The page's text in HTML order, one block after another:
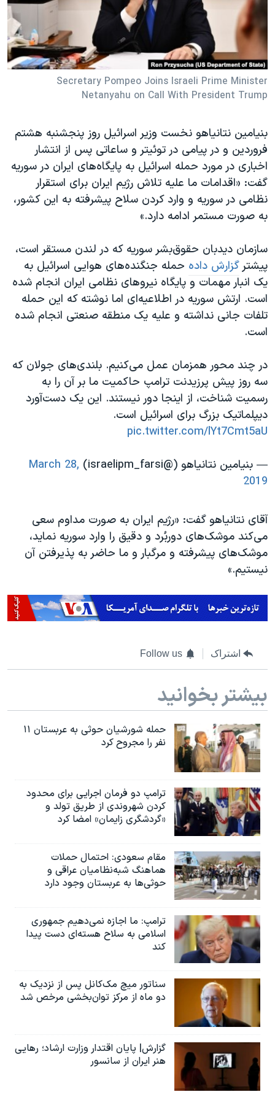
فرهنگ و زندگی
حقوق شهروندی
اقتصادی
علم و فناوری
اسرائیل در جنگ
آرشیو پخش زنده
مستندها
انتخابات ریاست جمهوری آمریکا ۲۰۲۴
حمله جمهوری اسلامی به اسرائیل
رمز مهسا
ورزش زنان در ایران
مجموعه مستندهای دادخواهی
تریبونال مردمی آبان ۹۸
دادگاه حمید نوری
چهل سال گروگان‌گیری
اعتراضات مردمی آبان ۹۸
اسرائیل در جنگ
نرگس محمدی برنده جایزه نوبل صلح
همایش محافظه‌کاران آمریکا «سی‌پک»
سفر پرزیدنت ترامپ به چین
دنبال کنید
زبانهای مختلف
Secretary Pompeo Joins Israeli Prime Minister
Netanyahu on Call With President Trump
بنیامین نتانیاهو نخست وزیر اسرائیل روز پنجشنبه هشتم
فروردین و در پیامی در توئیتر و ساعاتی پس از انتشار
اخباری در مورد حمله اسرائیل به پایگاه‌های ایران در سوریه
گفت: «اقدامات ما علیه تلاش رژیم ایران برای استقرار
نظامی در سوریه و وارد کردن سلاح پیشرفته به این کشور،
به صورت مستمر ادامه دارد.»
سازمان دید‌بان حقوق‌بشر سوریه که در لندن مستقر است،
پیشترگزارش داده حمله جنگنده‌های هوایی اسرائیل به
یک انبار مهمات و پایگاه نیروهای نظامی ایران انجام شده
است. ارتش سوریه در اطلاعیه‌ای اما نوشته که این حمله
تلفات جانی نداشته و علیه یک منطقه صنعتی انجام شده
است.
در چند محور همزمان عمل می‌کنیم. بلندی‌های جولان که
سه روز پیش پرزیدنت ترامپ حاکمیت ما بر آن را به
رسمیت شناخت، از اینجا دور نیستند. این یک دست‌آورد
دیپلماتیک بزرگ برای اسرائیل است.
pic.twitter.com/lYt7Cmt5aU
— بنيامين نتانياهو (@israelipm_farsi)
March 28,
2019
آقای نتانیاهو گفت: «رژیم ایران به صورت مداوم سعی
می‌کند موشک‌های دوربُرد و دقیق را وارد سوریه نماید،
موشک‌های پیشرفته و مرگبار و ما حاضر به پذیرفتن آن
نیستیم.»
اشتراک Follow us
بیشتر بخوانید
حمله شورشیان حوثی به عربستان ۱۱
نفر را مجروح کرد
ترامپ دو فرمان اجرایی برای محدود
کردن شهروندی از طریق تولد و
«گردشگری زایمان» امضا کرد
مقام سعودی: احتمال حملات
هماهنگ شبه‌نظامیان عراقی و
حوثی‌ها به عربستان وجود دارد
ترامپ: ما اجازه نمی‌دهیم جمهوری
اسلامی به سلاح هسته‌ای دست پیدا
کند
سناتور میچ مک‌کانل پس از نزدیک به
دو ماه از مرکز توان‌بخشی مرخص شد
گزارش| پایان اقتدار وزارت ارشاد؛ رهایی
هنر ایران از سانسور